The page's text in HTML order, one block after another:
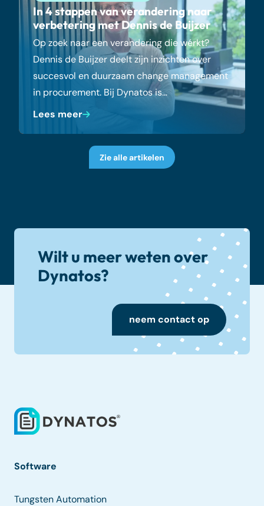
In 4 stappen van verandering naar
verbetering met Dennis de Buijzer
Op zoek naar een verandering die wérkt?
Dennis de Buijzer deelt zijn inzichten over
succesvol en duurzaam change management
in procurement. Bij Dynatos is…
Lees meer
Zie alle artikelen
Wilt u meer weten over
Dynatos?
neem contact op
Software
Tungsten Automation